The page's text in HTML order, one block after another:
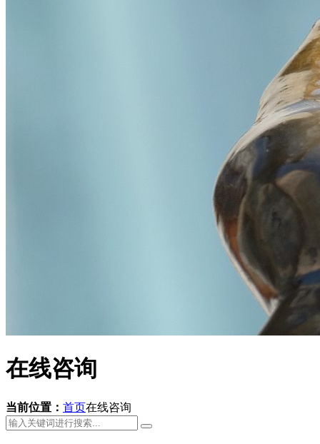
在线咨询
当前位置： 首页在线咨询